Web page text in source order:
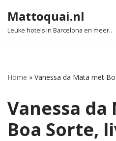
Ga
Mattoquai.nl
Leuke hotels in Barcelona en meer..
Home » Vanessa da Mata met
Vanessa
Boa Sorte,